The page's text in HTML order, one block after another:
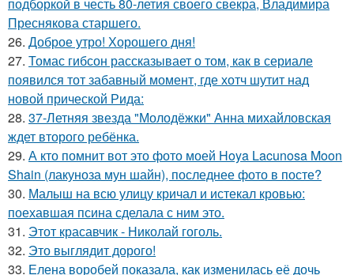
Преснякова старшего.
26. Доброе утро! Хорошего дня!
27. Томас гибсон рассказывает о том, как в сериале
появился тот забавный момент, где хотч шутит над
новой прической Рида:
28. 37-Летняя звезда "Молодёжки" Анна михайловская
ждет второго ребёнка.
29. А кто помнит вот это фото моей Hoya Lacunosa Moon
Shain (лакуноза мун шайн), последнее фото в посте?
30. Малыш на всю улицу кричал и истекал кровью:
поехавшая псина сделала с ним это.
31. Этот красавчик - Николай гоголь.
32. Это выглядит дорого!
33. Елена воробей показала, как изменилась её дочь